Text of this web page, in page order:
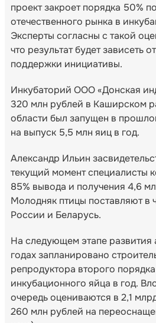
проект закроет порядка 50%
отечественного рынка в
Эксперты согласны с такой
что результат будет зависеть
поддержки инициативы.
Инкубаторий ООО «Донская
320 млн рублей в Каширском
области был запущен в
на выпуск 5,5 млн яиц в год.
Александр Ильин
текущий момент специалисты
85% вывода и получения 4,6
Молодняк птицы поставляют в
России и Беларусь.
На следующем этапе развития
годах запланировано
репродуктора второго
инкубационного яйца в год.
очередь оцениваются в 2,1
260 млн рублей на